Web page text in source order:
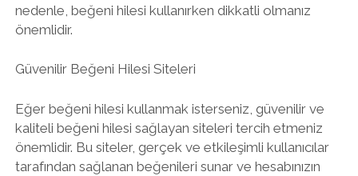
nedenle, beğeni hilesi kullanırken dikkatli olmanız
önemlidir.
Güvenilir Beğeni Hilesi Siteleri
Eğer beğeni hilesi kullanmak isterseniz, güvenilir ve
kaliteli beğeni hilesi sağlayan siteleri tercih etmeniz
önemlidir. Bu siteler, gerçek ve etkileşimli kullanıcılar
tarafından sağlanan beğenileri sunar ve hesabınızın